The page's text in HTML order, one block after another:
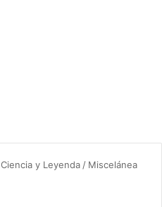
Ciencia y Leyenda / Miscelánea